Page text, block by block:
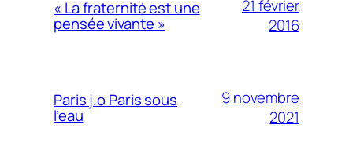
« La fraternité est une
pensée vivante »
21 février
2016
Paris j.o Paris sous
l’eau
9 novembre
2021